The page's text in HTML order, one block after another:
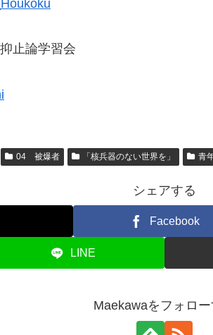
止論学習会
04 被爆者 「核兵器のない世界を」 青
シェアする
Facebook
LINE
Maekawaをフォロー